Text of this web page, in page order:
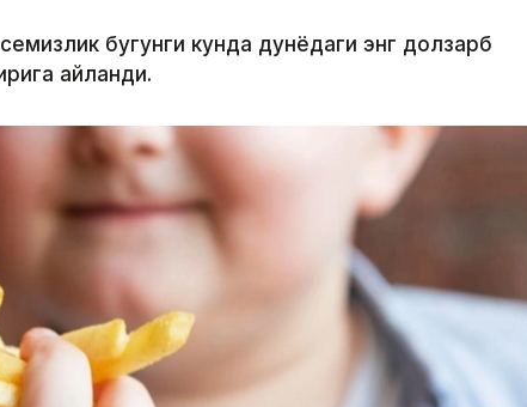
бугунги кунда дунёдаги энг долзарб
айланди.